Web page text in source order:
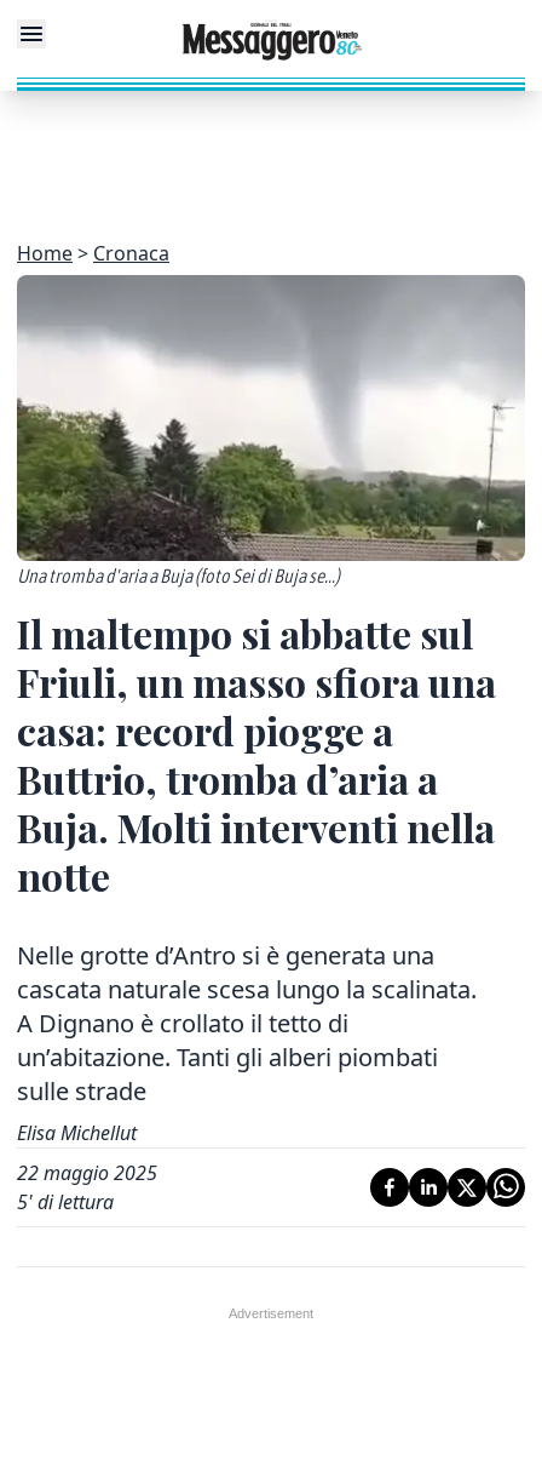
Home Cronaca
Una tromba d'aria a Buja (foto Sei di Buja se...)
Il maltempo si abbatte sul
Friuli, un masso sfiora una
casa: record piogge a
Buttrio, tromba d’aria a
Buja. Molti interventi nella
notte
Nelle grotte d’Antro si è generata una
cascata naturale scesa lungo la scalinata.
A Dignano è crollato il tetto di
un’abitazione. Tanti gli alberi piombati
sulle strade
Elisa Michellut
22 maggio 2025
5' di lettura